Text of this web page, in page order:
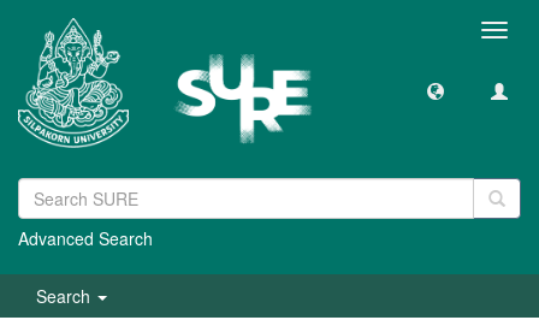
Advanced Search
Search